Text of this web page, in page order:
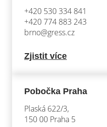
+420 530 334 841
+420 774 883 243
brno@gress.cz
Zjistit více
Pobočka Praha
Plaská 622/3,
150 00 Praha 5